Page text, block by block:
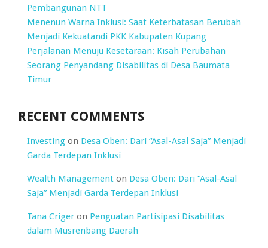
Pembangunan NTT
Menenun Warna Inklusi: Saat Keterbatasan Berubah
Menjadi Kekuatandi PKK Kabupaten Kupang
Perjalanan Menuju Kesetaraan: Kisah Perubahan
Seorang Penyandang Disabilitas di Desa Baumata
Timur
RECENT COMMENTS
Investing on Desa Oben: Dari “Asal-Asal Saja” Menjadi
Garda Terdepan Inklusi
Wealth Management on Desa Oben: Dari “Asal-Asal
Saja” Menjadi Garda Terdepan Inklusi
Tana Criger on Penguatan Partisipasi Disabilitas
dalam Musrenbang Daerah